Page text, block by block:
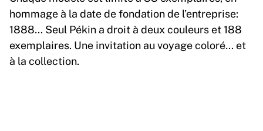
hommage à la date de fondation de l’entreprise:
1888… Seul Pékin a droit à deux couleurs et 188
exemplaires. Une invitation au voyage coloré… et
à la collection.